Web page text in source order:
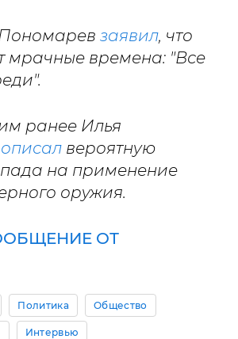
заявил, что
мрачные времена: "Все
ранее Илья
описал вероятную
на применение
оружия.
ОТ
Политика Общество
Интервью